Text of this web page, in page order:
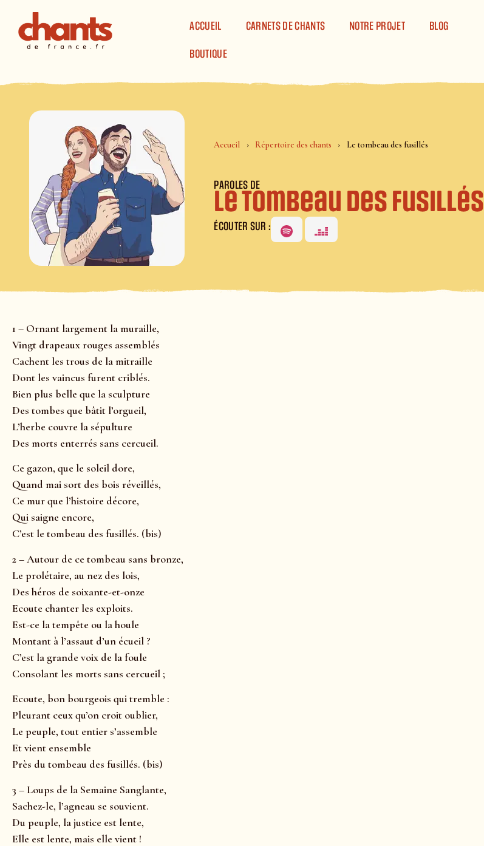
ACCUEIL CARNETS DE CHANTS NOTRE PROJET BLOG
BOUTIQUE
Accueil Répertoire des chants Le tombeau des fusillés
PAROLES DE
Le tombeau des fusillés
ÉCOUTER SUR :
1 – Ornant largement la muraille,
Vingt drapeaux rouges assemblés
Cachent les trous de la mitraille
Dont les vaincus furent criblés.
Bien plus belle que la sculpture
Des tombes que bâtit l’orgueil,
L’herbe couvre la sépulture
Des morts enterrés sans cercueil.
Ce gazon, que le soleil dore,
Quand mai sort des bois réveillés,
Ce mur que l’histoire décore,
Qui saigne encore,
C’est le tombeau des fusillés. (bis)
2 – Autour de ce tombeau sans bronze,
Le prolétaire, au nez des lois,
Des héros de soixante-et-onze
Ecoute chanter les exploits.
Est-ce la tempête ou la houle
Montant à l’assaut d’un écueil ?
C’est la grande voix de la foule
Consolant les morts sans cercueil ;
Ecoute, bon bourgeois qui tremble :
Pleurant ceux qu’on croit oublier,
Le peuple, tout entier s’assemble
Et vient ensemble
Près du tombeau des fusillés. (bis)
3 – Loups de la Semaine Sanglante,
Sachez-le, l’agneau se souvient.
Du peuple, la justice est lente,
Elle est lente, mais elle vient !